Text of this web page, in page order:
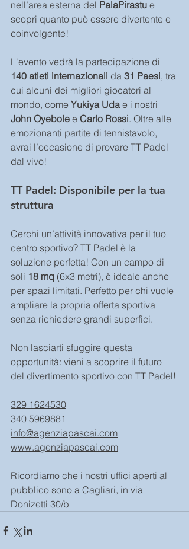
nell’area esterna del PalaPirastu e
scopri quanto può essere divertente e
coinvolgente!
L'evento vedrà la partecipazione di
140 atleti internazionali da 31 Paesi, tra
cui alcuni dei migliori giocatori al
mondo, come Yukiya Uda e i nostri
John Oyebole e Carlo Rossi. Oltre alle
emozionanti partite di tennistavolo,
avrai l’occasione di provare TT Padel
dal vivo!
TT Padel: Disponibile per la tua
struttura
Cerchi un’attività innovativa per il tuo
centro sportivo? TT Padel è la
soluzione perfetta! Con un campo di
soli 18 mq (6x3 metri), è ideale anche
per spazi limitati. Perfetto per chi vuole
ampliare la propria offerta sportiva
senza richiedere grandi superfici.
Non lasciarti sfuggire questa
opportunità: vieni a scoprire il futuro
del divertimento sportivo con TT Padel!
329 1624530
340 5969881
info@agenziapascai.com
www.agenziapascai.com
Ricordiamo che i nostri uffici aperti al
pubblico sono a Cagliari, in via
Donizetti 30/b